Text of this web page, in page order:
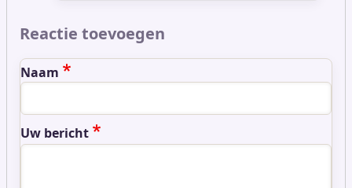
Reactie toevoegen
Naam
Uw bericht